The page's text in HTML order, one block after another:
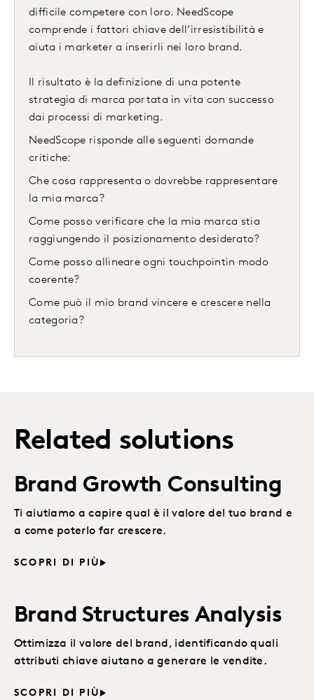
difficile competere con loro. NeedScope
comprende i fattori chiave dell’irresistibilità e
aiuta i marketer a inserirli nei loro brand.
Il risultato è la definizione di una potente
strategia di marca portata in vita con successo
dai processi di marketing.
NeedScope risponde alle seguenti domande
critiche:
Che cosa rappresenta o dovrebbe rappresentare
la mia marca?
Come posso verificare che la mia marca stia
raggiungendo il posizionamento desiderato?
Come posso allineare ogni touchpointin modo
coerente?
Come può il mio brand vincere e crescere nella
categoria?
Related solutions
Brand Growth Consulting
Ti aiutiamo a capire qual è il valore del tuo brand e
a come poterlo far crescere.
SCOPRI DI PIÙ
Brand Structures Analysis
Ottimizza il valore del brand, identificando quali
attributi chiave aiutano a generare le vendite.
SCOPRI DI PIÙ